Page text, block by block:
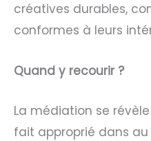
créatives durables,
conformes à leurs
Quand y recourir ?
La médiation se
fait approprié dans